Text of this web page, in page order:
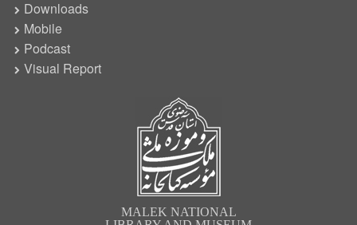
Downloads
Mobile
Podcast
Visual Report
MALEK NATIONAL